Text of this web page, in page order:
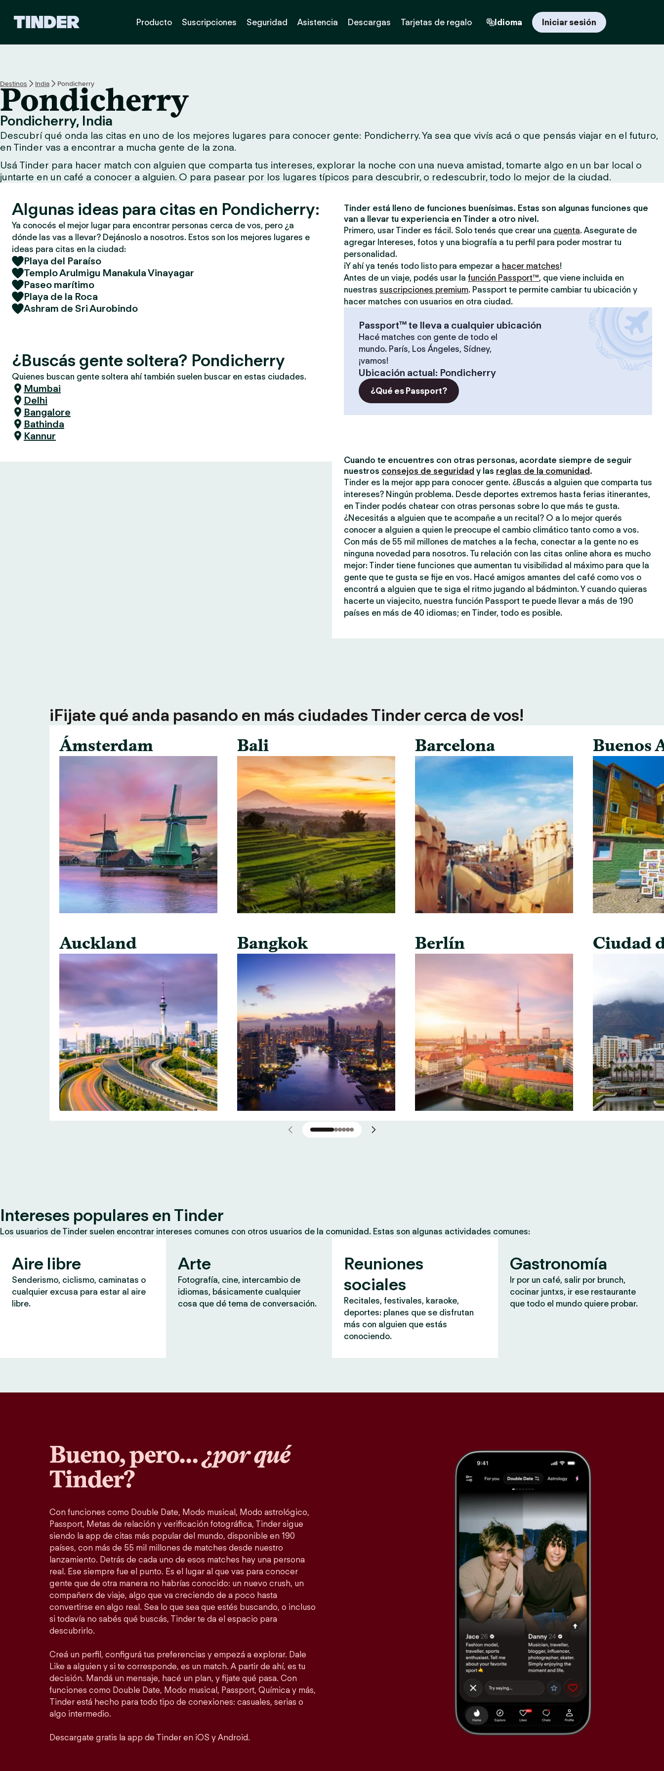
d
e
i
n
d
e
Producto Suscripciones Seguridad Asistencia Descargas Tarjetas de regalo Idioma Iniciar sesión
Destinos India Pondicherry
Pondicherry
Pondicherry, India
Descubrí qué onda las citas en uno de los mejores lugares para conocer gente: Pondicherry. Ya sea que vivís acá o que pensás viajar en el futuro,
en Tinder vas a encontrar a mucha gente de la zona.
Usá Tinder para hacer match con alguien que comparta tus intereses, explorar la noche con una nueva amistad, tomarte algo en un bar local o
juntarte en un café a conocer a alguien. O para pasear por los lugares típicos para descubrir, o redescubrir, todo lo mejor de la ciudad.
Algunas ideas para citas en Pondicherry:
Ya conocés el mejor lugar para encontrar personas cerca de vos, pero ¿a
dónde las vas a llevar? Dejánoslo a nosotros. Estos son los mejores lugares e
ideas para citas en la ciudad:
Playa del Paraíso
Templo Arulmigu Manakula Vinayagar
Paseo marítimo
Playa de la Roca
Ashram de Sri Aurobindo
¿Buscás gente soltera? Pondicherry
Quienes buscan gente soltera ahí también suelen buscar en estas ciudades.
Mumbai
Delhi
Bangalore
Bathinda
Kannur
Tinder está lleno de funciones buenísimas. Estas son algunas funciones que
van a llevar tu experiencia en Tinder a otro nivel.
Primero, usar Tinder es fácil. Solo tenés que crear una cuenta. Asegurate de
agregar Intereses, fotos y una biografía a tu perfil para poder mostrar tu
personalidad.
¡Y ahí ya tenés todo listo para empezar a hacer matches!
Antes de un viaje, podés usar la función Passport™, que viene incluida en
nuestras suscripciones premium. Passport te permite cambiar tu ubicación y
hacer matches con usuarios en otra ciudad.
Passport™ te lleva a cualquier ubicación
Hacé matches con gente de todo el
mundo. París, Los Ángeles, Sídney,
¡vamos!
Ubicación actual: Pondicherry
¿Qué es Passport?
Cuando te encuentres con otras personas, acordate siempre de seguir
nuestros consejos de seguridad y las reglas de la comunidad .
Tinder es la mejor app para conocer gente. ¿Buscás a alguien que comparta tus
intereses? Ningún problema. Desde deportes extremos hasta ferias itinerantes,
en Tinder podés chatear con otras personas sobre lo que más te gusta.
¿Necesitás a alguien que te acompañe a un recital? O a lo mejor querés
conocer a alguien a quien le preocupe el cambio climático tanto como a vos.
Con más de 55 mil millones de matches a la fecha, conectar a la gente no es
ninguna novedad para nosotros. Tu relación con las citas online ahora es mucho
mejor: Tinder tiene funciones que aumentan tu visibilidad al máximo para que la
gente que te gusta se fije en vos. Hacé amigos amantes del café como vos o
encontrá a alguien que te siga el ritmo jugando al bádminton. Y cuando quieras
hacerte un viajecito, nuestra función Passport te puede llevar a más de 190
países en más de 40 idiomas; en Tinder, todo es posible.
¡Fijate qué anda pasando en más ciudades Tinder cerca de vos!
Ámsterdam
Auckland
Bali
Bangkok
Barcelona
Berlín
Buenos
Ciudad
Intereses populares en Tinder
Los usuarios de Tinder suelen encontrar intereses comunes con otros usuarios de la comunidad. Estas son algunas actividades comunes:
Aire libre
Senderismo, ciclismo, caminatas o
cualquier excusa para estar al aire
libre.
Arte
Fotografía, cine, intercambio de
idiomas, básicamente cualquier
cosa que dé tema de conversación.
Reuniones
sociales
Recitales, festivales, karaoke,
deportes: planes que se disfrutan
más con alguien que estás
conociendo.
Gastronomía
Ir por un café, salir por brunch,
cocinar juntxs, ir ese restaurante
que todo el mundo quiere probar.
Bueno, pero…¿por qué
Tinder?
Con funciones como Double Date, Modo musical, Modo astrológico,
Passport, Metas de relación y verificación fotográfica, Tinder sigue
siendo la app de citas más popular del mundo, disponible en 190
países, con más de 55 mil millones de matches desde nuestro
lanzamiento. Detrás de cada uno de esos matches hay una persona
real. Ese siempre fue el punto. Es el lugar al que vas para conocer
gente que de otra manera no habrías conocido: un nuevo crush, un
compañerx de viaje, algo que va creciendo de a poco hasta
convertirse en algo real. Sea lo que sea que estés buscando, o incluso
si todavía no sabés qué buscás, Tinder te da el espacio para
descubrirlo.
Creá un perfil, configurá tus preferencias y empezá a explorar. Dale
Like a alguien y si te corresponde, es un match. A partir de ahí, es tu
decisión. Mandá un mensaje, hacé un plan, y fijate qué pasa. Con
funciones como Double Date, Modo musical, Passport, Química y más,
Tinder está hecho para todo tipo de conexiones: casuales, serias o
algo intermedio.
Descargate gratis la app de Tinder en iOS y Android.